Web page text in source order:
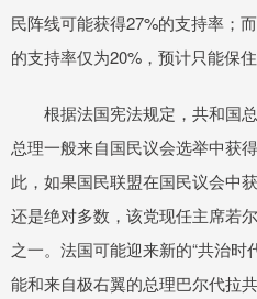
民阵线可能获得27%的支持率；
的支持率仅为20%，预计只能保
根据法国宪法规定，共和国总
总理一般来自国民议会选举中获
此，如果国民联盟在国民议会中
还是绝对多数，该党现任主席若
之一。法国可能迎来新的“共治时
能和来自极右翼的总理巴尔代拉共